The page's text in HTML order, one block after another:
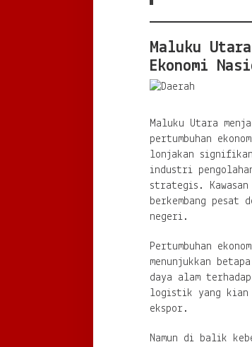
Maluku
Ekonomi
Maluku Utara
pertumbuhan
lonjakan
industri
strategis.
berkembang
negeri.
Pertumbuhan
menunjukkan
daya alam
logistik yang kian
ekspor.
Namun di balik